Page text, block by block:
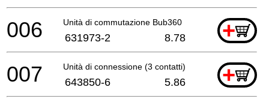
Unità di commutazione Bub360 +
006 631973-2 8.78
Unità di connessione (3 contatti) +
007 643850-6 5.86